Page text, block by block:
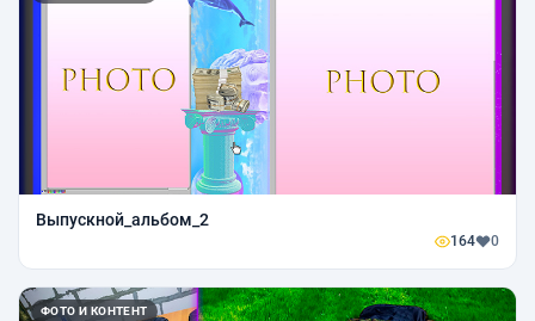
Выпускной_альбом_2
164 0
ФОТО И КОНТЕНТ